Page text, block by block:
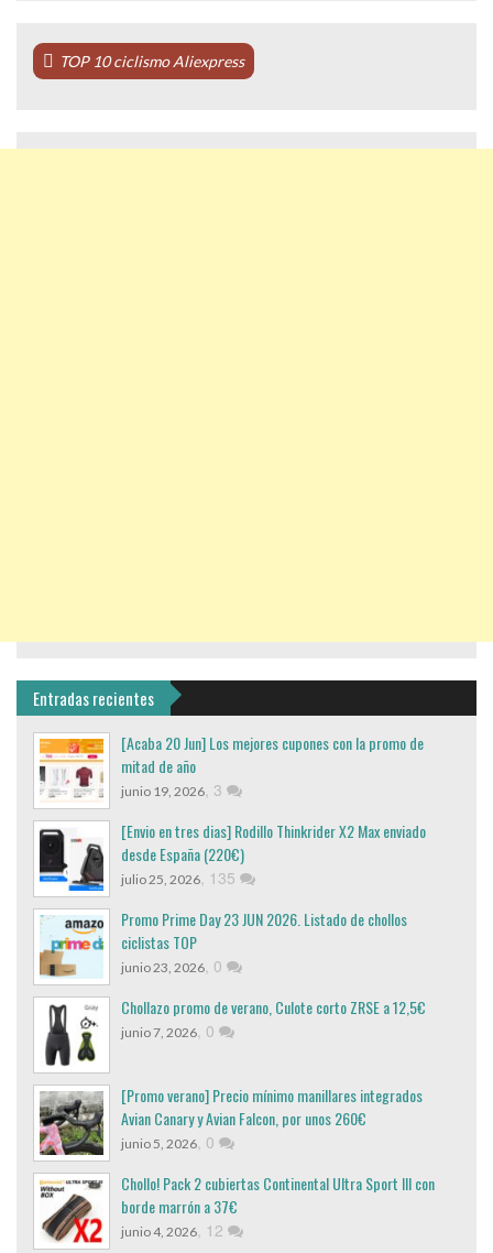
TOP 10 ciclismo Aliexpress
Entradas recientes
[Acaba 20 Jun] Los mejores cupones con la promo de
mitad de año
junio 19, 2026 3
[Envio en tres dias] Rodillo Thinkrider X2 Max enviado
desde España (220€)
julio 25, 2026 135
Promo Prime Day 23 JUN 2026. Listado de chollos
ciclistas TOP
junio 23, 2026 0
Chollazo promo de verano, Culote corto ZRSE a 12,5€
junio 7, 2026 0
[Promo verano] Precio mínimo manillares integrados
Avian Canary y Avian Falcon, por unos 260€
junio 5, 2026 0
Chollo! Pack 2 cubiertas Continental Ultra Sport III con
borde marrón a 37€
junio 4, 2026 12